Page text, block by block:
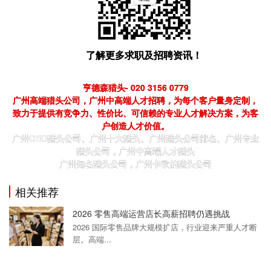
了解更多求职及招聘资讯！
亨德森猎头- 020 3156 0779
广州高端猎头公司，广州中高端人才招聘，为每个客户量身定制，
致力于提供有竞争力、性价比、可信赖的专业人才解决方案，为客
户创造人才价值。
广州CEO猎头公司、广州十大猎头、广州猎头公司排名、广州专业
猎头公司，广州中高端人才猎头
广州知名猎头公司，广州卡欧的猎头公司
相关推荐
2026 零售高端运营店长高薪招聘仍遇挑战
2026 国际零售品牌大规模扩店，行业迎来严重人才断
层。高端...